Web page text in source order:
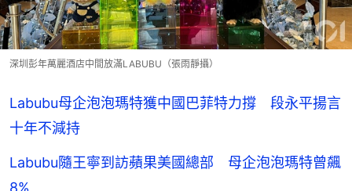
深圳彭年萬麗酒店中間放滿LABUBU（張雨靜攝）
Labubu母企泡泡瑪特獲中國巴菲特力撐 段永平揚言
十年不減持
Labubu隨王寧到訪蘋果美國總部 母企泡泡瑪特曾飆
8%